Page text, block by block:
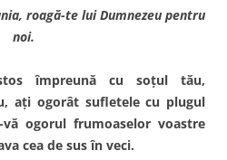
roagă-te lui Dumnezeu pentru
noi.
împreună cu soţul tău,
aţi ogorât sufletele cu plugul
ogorul frumoaselor voastre
cea de sus în veci.